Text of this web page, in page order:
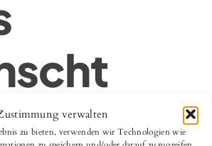
verwalten
zu bieten, verwenden wir Technologien wie
Einem